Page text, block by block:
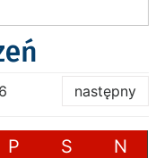
następny
P S N